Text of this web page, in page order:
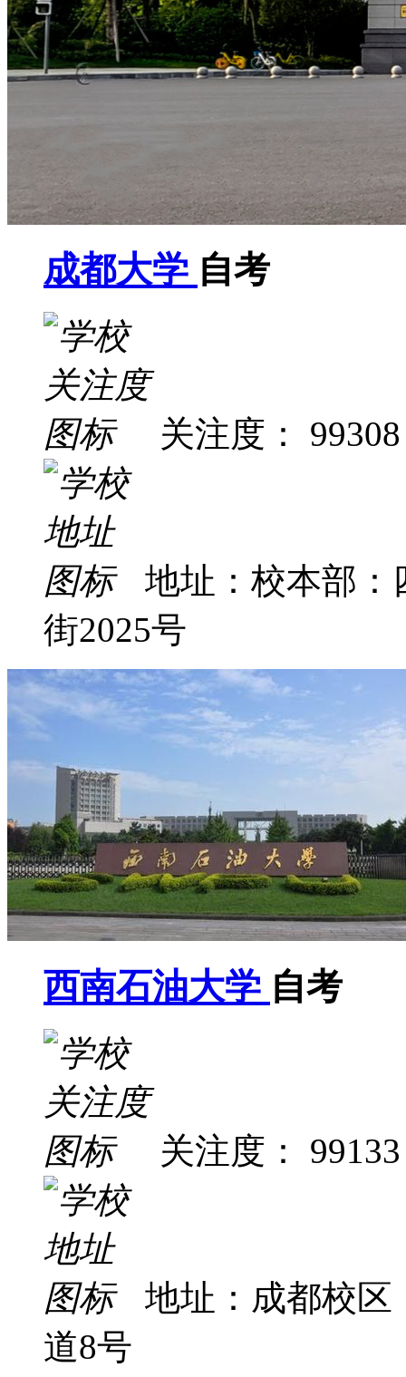
成都大学 自考
关注度： 99308
地址：校本部：
街2025号
西南石油大学 自考
关注度： 99133
地址：成都校区
道8号